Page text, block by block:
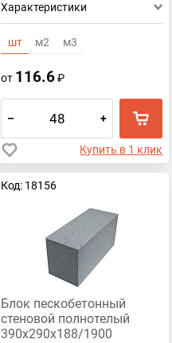
Характеристики
шт м2 м3
от 116.6₽
– +
Купить в 1 клик
Код: 18156
Блок пескобетонный
стеновой полнотелый
390x290x188/1900